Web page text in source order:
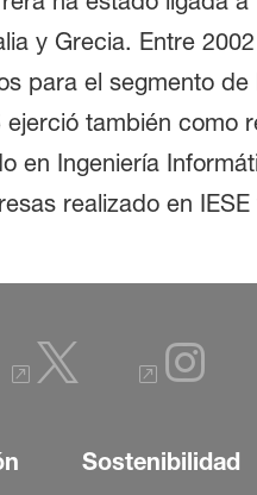
y Grecia. Entre
para el segmento
también como
en Ingeniería
realizado en IESE
Sostenibilidad